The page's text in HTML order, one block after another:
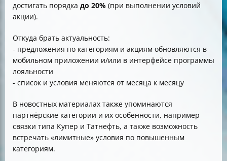
достигать порядка до 20% (при выполнении условий
акции).
Откуда брать актуальность:
- предложения по категориям и акциям обновляются в
мобильном приложении и/или в интерфейсе программы
лояльности
- список и условия меняются от месяца к месяцу
В новостных материалах также упоминаются
партнёрские категории и их особенности, например
связки типа Купер и Татнефть, а также возможность
встречать «лимитные» условия по повышенным
категориям.